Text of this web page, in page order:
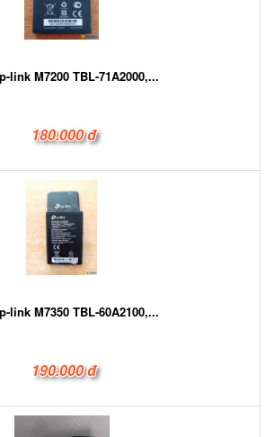
link M7200 TBL-71A2000,...
180.000 đ
link M7350 TBL-60A2100,...
190.000 đ